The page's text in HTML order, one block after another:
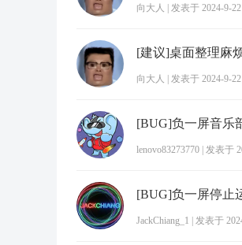
向大人 发表于 2024-9-22
[建议]桌面整理麻
向大人 发表于 2024-9-22
[BUG]负一屏音乐
lenovo83273770 发表于
[BUG]负一屏停止
JackChiang_1 发表于